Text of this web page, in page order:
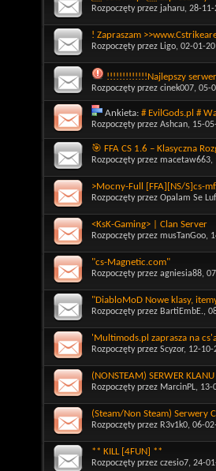
Rozpoczęty przez jaharu, 28-
! Zapraszam
Rozpoczęty przez Ligo, 02-01-
!!!!!!!!!!!!!Najlepszy
Rozpoczęty przez cinek007, 05-
Ankieta: # EvilGods.pl #
Rozpoczęty przez Ashcan, 15-
🎯 FFA CS 1.6 – Klasyczna
Rozpoczęty przez macetaw663,
>Mocny-Full [FFA][NS/S]cs-
Rozpoczęty przez Opalam Se
<KsK-Gaming> | Clan Server
Rozpoczęty przez musTanGoo,
"cs-Magnetic.com"
Rozpoczęty przez agniesia88,
"DiabloMoD Nowe klasy,
Rozpoczęty przez BartiEmbE.,
'Multimods.pl zaprasza na
Rozpoczęty przez Scyzor, 12-10-
(NONSTEAM) SERWER
Rozpoczęty przez MarcinPL, 13-
(Steam/Non Steam) Serwery
Rozpoczęty przez R3v1k0, 06-
** KILL [4FUN] **
Rozpoczęty przez czesio7, 24-